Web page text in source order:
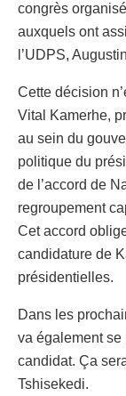
congrès
auxquels ont
l’UDPS,
Cette décision
Vital Kamerhe,
au sein du
politique du
de l’accord de
regroupement
Cet accord
candidature de
présidentielles.
Dans les
va également se
candidat. Ça
Tshisekedi.